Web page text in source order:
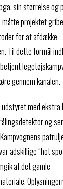
sin størrelse og
måtte projektet
for at afdække
Til dette formål
gennem kanalen.
udstyret med ekstra
og
adskillige “hot
af det gamle